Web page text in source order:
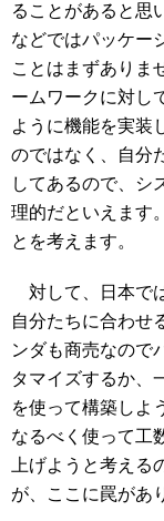
ることがあると思
などではパッケー
ことはまずありま
ームワークに対し
ように機能を実装
のではなく、自分
してあるので、シ
理的だといえます
とを考えます。
対して、日本で
自分たちに合わせ
ンダも商売なので
タマイズするか、
を使って構築しよ
なるべく使って工
上げようと考え
が、ここに罠があ